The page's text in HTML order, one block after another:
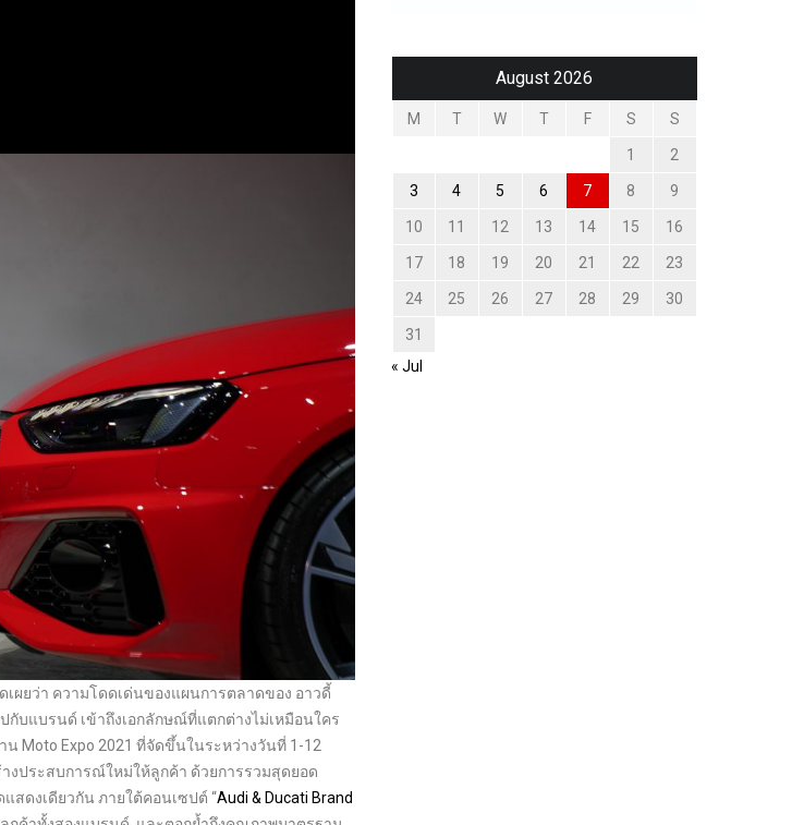
ผยว่า ความโดดเด่นของแผนการตลาดของ อาวดี้
บแบรนด์ เข้าถึงเอกลักษณ์ที่แตกต่างไม่เหมือนใคร
Moto Expo 2021 ที่จัดขึ้นในระหว่างวันที่ 1-12
งประสบการณ์ใหม่ให้ลูกค้า ด้วยการรวมสุดยอด
สดงเดียวกัน ภายใต้คอนเซปต์ “Audi & Ducati Brand
August 2026
M T W T F S S
1 2
3 4 5 6 7 8 9
10 11 12 13 14 15 16
17 18 19 20 21 22 23
24 25 26 27 28 29 30
31
« Jul